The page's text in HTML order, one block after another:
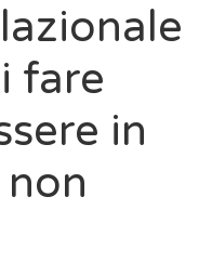
fare
in